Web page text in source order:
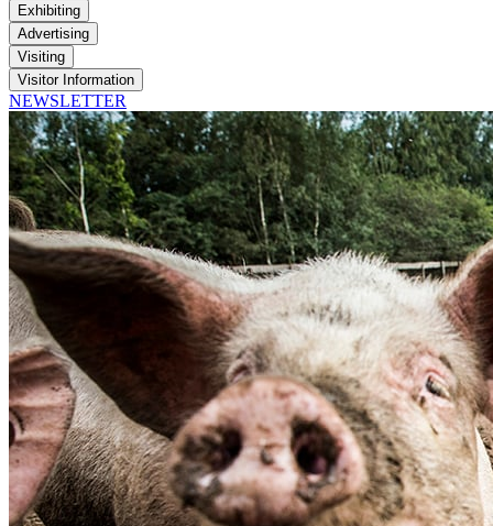
Exhibiting
Advertising
Visiting
Visitor Information
NEWSLETTER